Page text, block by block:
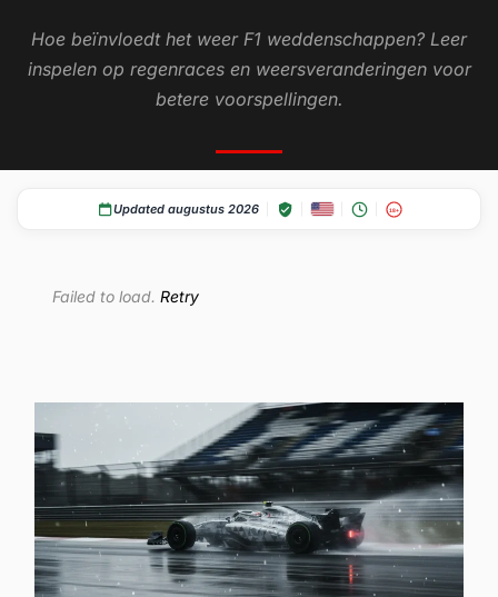
Hoe beïnvloedt het weer F1 weddenschappen? Leer
inspelen op regenraces en weersveranderingen voor
betere voorspellingen.
Updated augustus 2026 18+
Failed to load. Retry